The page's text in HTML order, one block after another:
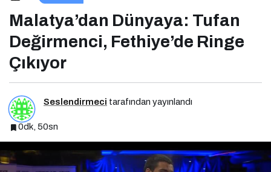
Malatya’dan Dünyaya: Tufan
Değirmenci, Fethiye’de Ringe
Çıkıyor
Seslendirmeci tarafından yayınlandı
0dk, 50sn